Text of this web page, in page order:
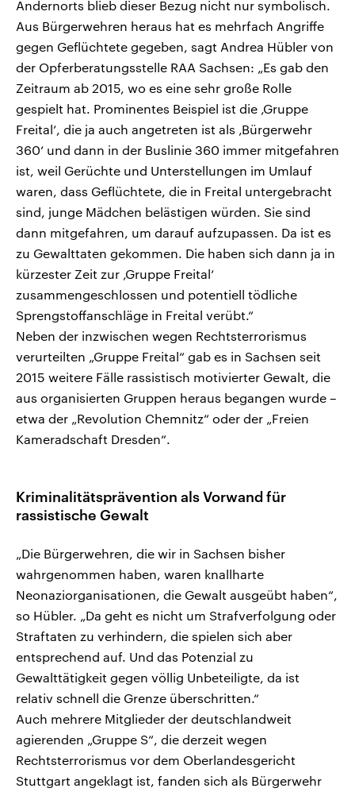
Andernorts blieb dieser Bezug nicht nur symbolisch.
Aus Bürgerwehren heraus hat es mehrfach Angriffe
gegen Geflüchtete gegeben, sagt Andrea Hübler von
der Opferberatungsstelle RAA Sachsen: „Es gab den
Zeitraum ab 2015, wo es eine sehr große Rolle
gespielt hat. Prominentes Beispiel ist die ‚Gruppe
Freital‘, die ja auch angetreten ist als ‚Bürgerwehr
360‘ und dann in der Buslinie 360 immer mitgefahren
ist, weil Gerüchte und Unterstellungen im Umlauf
waren, dass Geflüchtete, die in Freital untergebracht
sind, junge Mädchen belästigen würden. Sie sind
dann mitgefahren, um darauf aufzupassen. Da ist es
zu Gewalttaten gekommen. Die haben sich dann ja in
kürzester Zeit zur ‚Gruppe Freital‘
zusammengeschlossen und potentiell tödliche
Sprengstoffanschläge in Freital verübt.“
Neben der inzwischen wegen Rechtsterrorismus
verurteilten „Gruppe Freital“ gab es in Sachsen seit
2015 weitere Fälle rassistisch motivierter Gewalt, die
aus organisierten Gruppen heraus begangen wurde –
etwa der „Revolution Chemnitz“ oder der „Freien
Kameradschaft Dresden“.
Kriminalitätsprävention als Vorwand für
rassistische Gewalt
„Die Bürgerwehren, die wir in Sachsen bisher
wahrgenommen haben, waren knallharte
Neonaziorganisationen, die Gewalt ausgeübt haben“,
so Hübler. „Da geht es nicht um Strafverfolgung oder
Straftaten zu verhindern, die spielen sich aber
entsprechend auf. Und das Potenzial zu
Gewalttätigkeit gegen völlig Unbeteiligte, da ist
relativ schnell die Grenze überschritten.“
Auch mehrere Mitglieder der deutschlandweit
agierenden „Gruppe S“, die derzeit wegen
Rechtsterrorismus vor dem Oberlandesgericht
Stuttgart angeklagt ist, fanden sich als Bürgerwehr